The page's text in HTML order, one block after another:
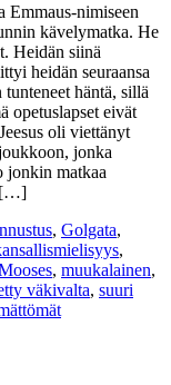
Emmaus-nimiseen
kävelymatka. He
Heidän siinä
heidän seuraansa
häntä, sillä
opetuslapset eivät
oli viettänyt
jonka
jonkin matkaa
[…]
, Golgata,
,
, muukalainen,
väkivalta, suuri